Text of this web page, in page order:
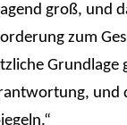
groß, und
zum
und